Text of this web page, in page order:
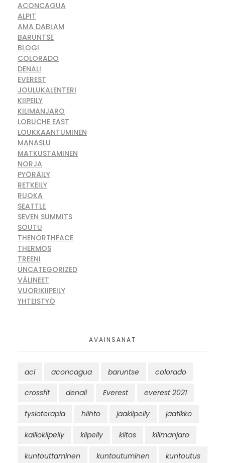
ACONCAGUA
ALPIT
AMA DABLAM
BARUNTSE
BLOGI
COLORADO
DENALI
EVEREST
JOULUKALENTERI
KIIPEILY
KILIMANJARO
LOBUCHE EAST
LOUKKAANTUMINEN
MANASLU
MATKUSTAMINEN
NORJA
PYÖRÄILY
RETKEILY
RUOKA
SEATTLE
SEVEN SUMMITS
SOUTU
THENORTHFACE
THERMOS
TREENI
UNCATEGORIZED
VÄLINEET
VUORIKIIPEILY
YHTEISTYÖ
AVAINSANAT
acl aconcagua baruntse colorado
crossfit denali Everest everest 2021
fysioterapia hiihto jääkiipeily jäätikkö
kalliokiipeily kiipeily kiitos kilimanjaro
kuntouttaminen kuntoutuminen kuntoutus